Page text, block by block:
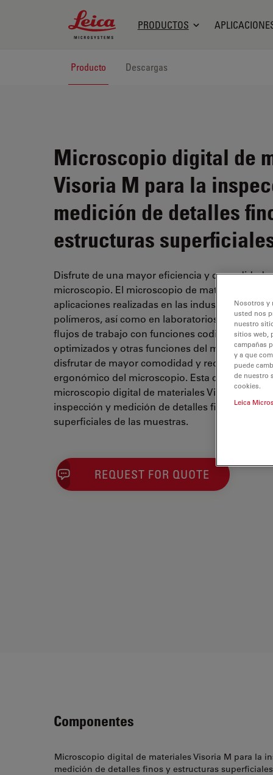
Leica Microsystems Logo
PRODUCTOS
Producto Descargas
Microscopio digital de
Visoria M para la
medición de detalles
estructuras
Disfrute de una mayor eficiencia y comodidad
microscopio. El microscopio de materiales
aplicaciones realizadas en las industrias del
polímeros, así como en laboratorios de
flujos de trabajo con funciones codificadas,
optimizados y otras funciones del microscopio.
disfrutar de mayor comodidad y reducir las
ergonómico del microscopio. Esta
microscopio digital de materiales Visoria M y es
inspección y medición de detalles finos y de
superficiales de las muestras.
REQUEST FOR QUOTE
Componentes
Microscopio digital de materiales Visoria M para la
medición de detalles finos y estructuras
Nosotros y
usted nos
nuestro
sitios web,
campañas
y a que
puede
de nuestro
cookies.
Leica